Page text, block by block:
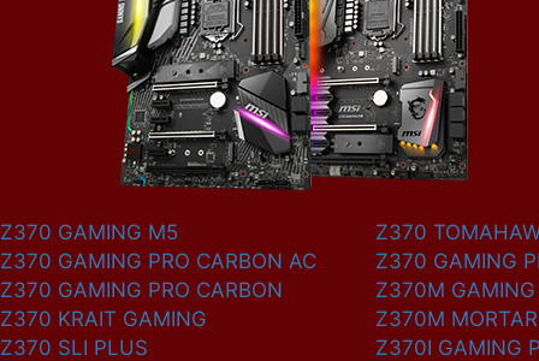
Z370 GAMING M5
Z370 GAMING PRO CARBON AC
Z370 GAMING PRO CARBON
Z370 KRAIT GAMING
Z370 SLI PLUS
Z370
Z370 GAMING
Z370M GAMING
Z370M MORTAR
Z370I GAMING